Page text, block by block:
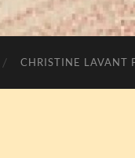
CHRISTINE LAVANT